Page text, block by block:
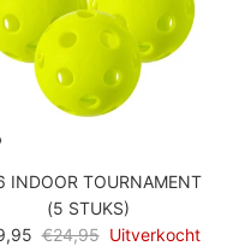
INDOOR TOURNAMENT
(5 STUKS)
Reguliere prijs
€24,95 Uitverkocht